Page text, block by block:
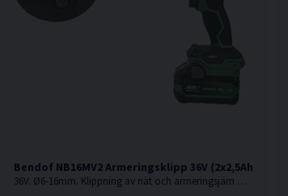
Bendof NB16MV2 Armeringsklipp 36V (2x2,5Ah)
36V. Ø6-16mm. Klippning av nät och armeringsjärn KS500 upp till Ø16 mm.